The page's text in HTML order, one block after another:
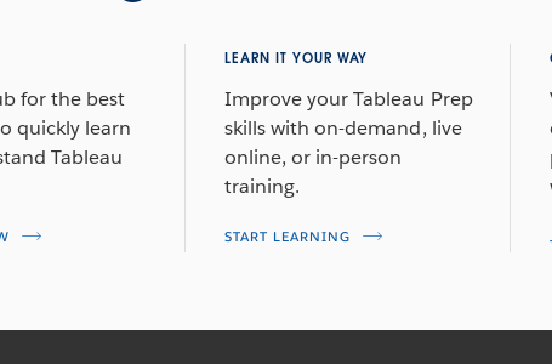
for the best
quickly learn
Tableau
LEARN IT YOUR WAY
Improve your Tableau Prep
skills with on-demand, live
online, or in-person
training.
START LEARNING